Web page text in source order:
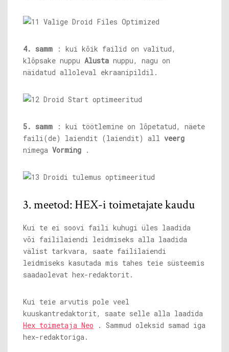
4. samm : kui kõik failid on valitud,
klõpsake nuppu Alusta nuppu, nagu on
näidatud alloleval ekraanipildil.
5. samm : kui töötlemine on lõpetatud, näete
faili(de) laiendit (laiendit) all veerg
nimega Vorming .
3. meetod: HEX-i toimetajate kaudu
Kui te ei soovi faili kuhugi üles laadida
või faililaiendi leidmiseks alla laadida
välist tarkvara, saate faililaiendi
leidmiseks kasutada mis tahes teie süsteemis
saadaolevat hex-redaktorit.
Kui teie arvutis pole veel
kuuskantredaktorit, saate selle alla laadida
Hex toimetaja Neo . Sammud oleksid samad iga
hex-redaktoriga.